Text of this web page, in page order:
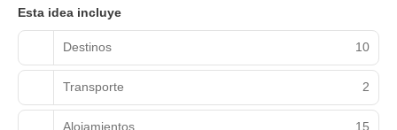
Esta idea incluye
Destinos 10
Transporte 2
Alojamientos 15